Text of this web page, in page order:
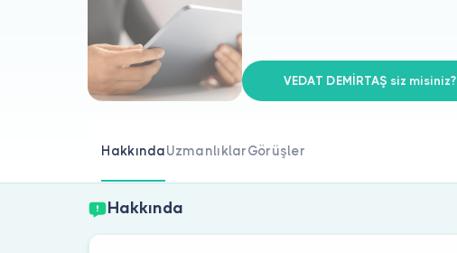
VEDAT DEMİRTAŞ siz misiniz?
HakkındaUzmanlıklarGörüşler
Hakkında